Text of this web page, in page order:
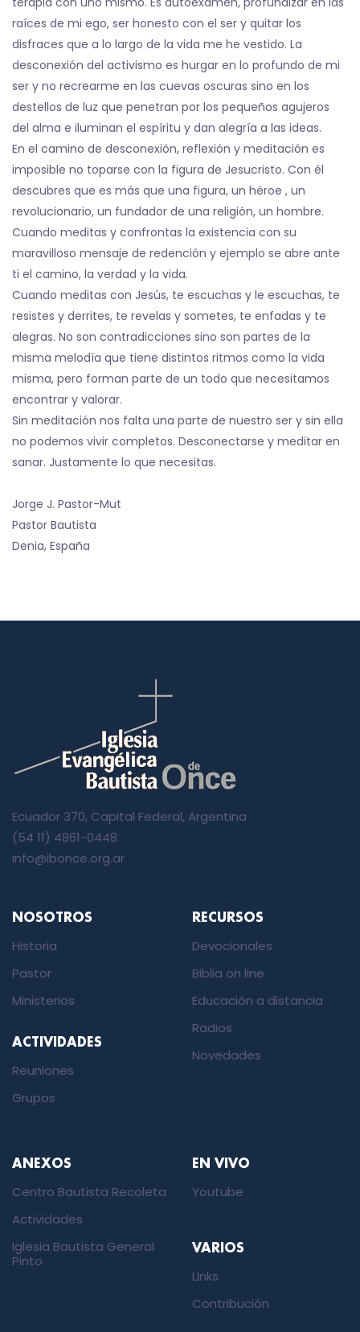
raíces de mi ego, ser honesto con el ser y quitar los
disfraces que a lo largo de la vida me he vestido. La
desconexión del activismo es hurgar en lo profundo de mi
ser y no recrearme en las cuevas oscuras sino en los
destellos de luz que penetran por los pequeños agujeros
del alma e iluminan el espíritu y dan alegría a las ideas.
En el camino de desconexión, reflexión y meditación es
imposible no toparse con la figura de Jesucristo. Con él
descubres que es más que una figura, un héroe , un
revolucionario, un fundador de una religión, un hombre.
Cuando meditas y confrontas la existencia con su
maravilloso mensaje de redención y ejemplo se abre ante
ti el camino, la verdad y la vida.
Cuando meditas con Jesús, te escuchas y le escuchas, te
resistes y derrites, te revelas y sometes, te enfadas y te
alegras. No son contradicciones sino son partes de la
misma melodía que tiene distintos ritmos como la vida
misma, pero forman parte de un todo que necesitamos
encontrar y valorar.
Sin meditación nos falta una parte de nuestro ser y sin ella
no podemos vivir completos. Desconectarse y meditar en
sanar. Justamente lo que necesitas.
Jorge J. Pastor-Mut
Pastor Bautista
Denia, España
Ecuador 370, Capital Federal, Argentina
(54 11) 4861-0448
info@ibonce.org.ar
NOSOTROS
Historia
Pastor
Ministerios
ACTIVIDADES
Reuniones
Grupos
RECURSOS
Devocionales
Biblia on line
Educación a distancia
Radios
Novedades
ANEXOS
Centro Bautista Recoleta
Actividades
Iglesia Bautista General
Pinto
EN VIVO
Youtube
VARIOS
LInks
Contribución